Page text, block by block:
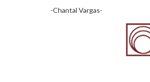
-Chantal Vargas-